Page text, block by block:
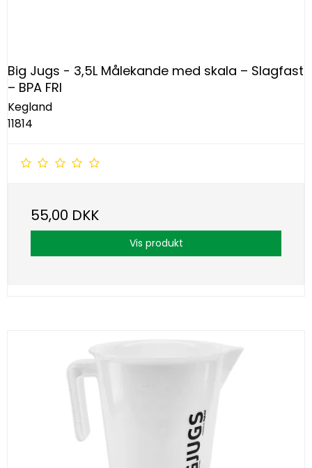
Big Jugs - 3,5L Målekande med skala – Slagfast
– BPA FRI
Kegland
11814
55,00 DKK
Vis produkt